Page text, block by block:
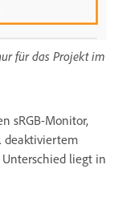
für das Projekt im
sRGB-Monitor,
deaktiviertem
liegt in